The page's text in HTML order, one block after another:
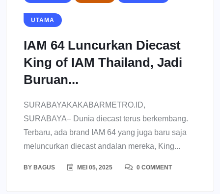
UTAMA
IAM 64 Luncurkan Diecast
King of IAM Thailand, Jadi
Buruan...
SURABAYAKAKABARMETRO.ID,
SURABAYA– Dunia diecast terus berkembang.
Terbaru, ada brand IAM 64 yang juga baru saja
meluncurkan diecast andalan mereka, King...
BY BAGUS MEI 05, 2025 0 COMMENT